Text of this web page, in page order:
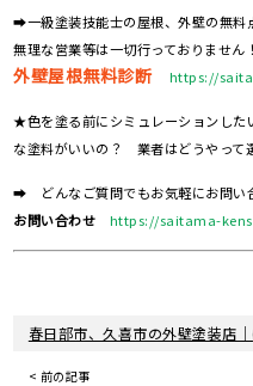
➡一級塗装技能士の屋根、外壁の無料
無理な営業等は一切行っておりません！
外壁屋根無料診断 https://
★色を塗る前にシミュレーションし
な塗料がいいの？ 業者はどうやって
➡ どんなご質問でもお気軽にお問い
お問い合わせ
https://saitama-
春日部市、久喜市の外壁塗装店
< 前の記事